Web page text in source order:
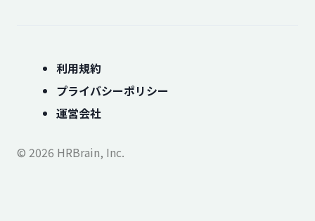
利用規約
プライバシーポリシー
運営会社
© 2026 HRBrain, Inc.